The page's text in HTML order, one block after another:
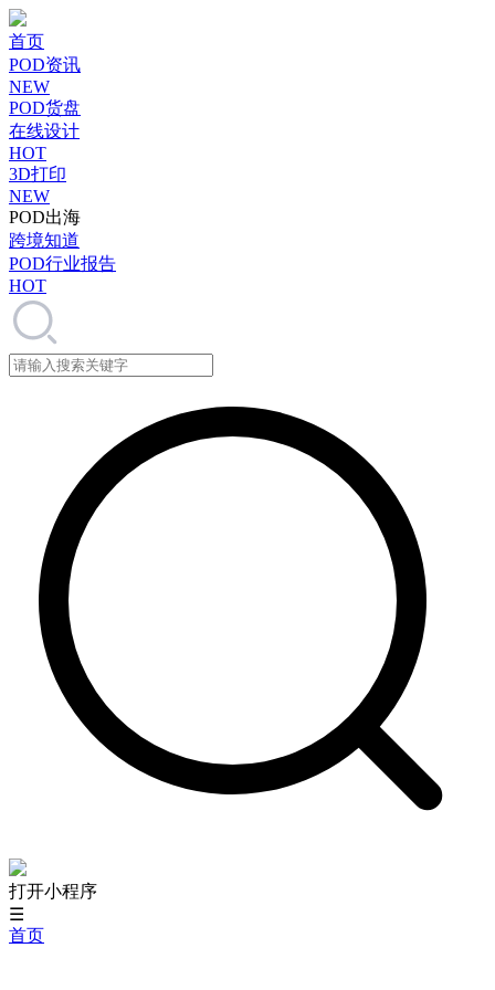
首页
POD资讯
NEW
POD货盘
在线设计
HOT
3D打印
NEW
POD出海
跨境知道
POD行业报告
HOT
打开小程序
☰
首页